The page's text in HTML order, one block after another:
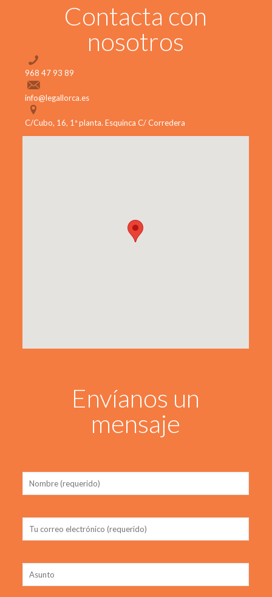
Contacta con
nosotros
968 47 93 89
info@legallorca.es
C/Cubo, 16, 1ª planta. Esquinca C/ Corredera
Envíanos un
mensaje